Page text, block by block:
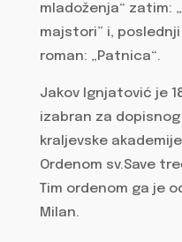
mladoženja“ zatim:
majstori” i,
roman: „Patnica“.
Jakov Ignjatović je
izabran za
kraljevske
Ordenom sv.Save
Tim ordenom ga je
Milan.